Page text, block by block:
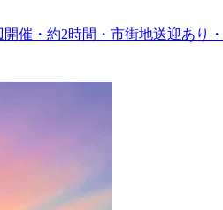
催・約2時間・市街地送迎あり・